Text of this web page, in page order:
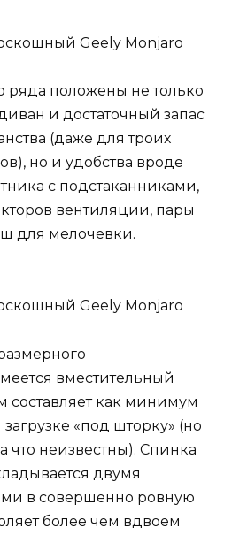
ряда положены не только
и достаточный запас
(даже для троих
но и удобства вроде
с подстаканниками,
вентиляции, пары
для мелочевки.
вместительный
составляет как минимум
«под шторку» (но
что неизвестны). Спинка
двумя
в совершенно ровную
более чем вдвоем